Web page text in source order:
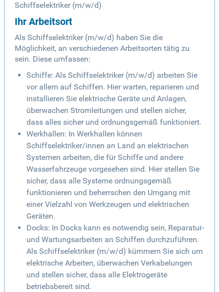
Schiffselektriker (m/w/d)
Ihr Arbeitsort
Als Schiffselektriker (m/w/d) haben Sie die
Möglichkeit, an verschiedenen Arbeitsorten tätig zu
sein. Diese umfassen:
Schiffe: Als Schiffselektriker (m/w/d) arbeiten Sie
vor allem auf Schiffen. Hier warten, reparieren und
installieren Sie elektrische Geräte und Anlagen,
überwachen Stromleitungen und stellen sicher,
dass alles sicher und ordnungsgemäß funktioniert.
Werkhallen: In Werkhallen können
Schiffselektriker/innen an Land an elektrischen
Systemen arbeiten, die für Schiffe und andere
Wasserfahrzeuge vorgesehen sind. Hier stellen Sie
sicher, dass alle Systeme ordnungsgemäß
funktionieren und beherrschen den Umgang mit
einer Vielzahl von Werkzeugen und elektrischen
Geräten.
Docks: In Docks kann es notwendig sein, Reparatur-
und Wartungsarbeiten an Schiffen durchzuführen.
Als Schiffselektriker (m/w/d) kümmern Sie sich um
elektrische Arbeiten, überwachen Verkabelungen
und stellen sicher, dass alle Elektrogeräte
betriebsbereit sind.